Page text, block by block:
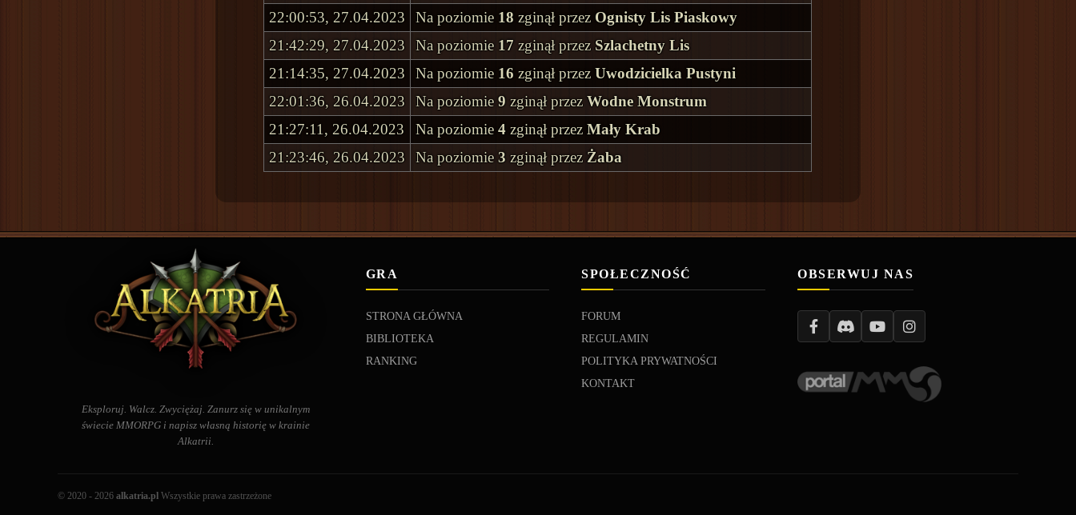
22:00:53, 27.04.2023
Na poziomie 18 zginął przez Ognisty Lis Piaskowy
21:42:29, 27.04.2023
Na poziomie 17 zginął przezSzlachetny Lis
21:14:35, 27.04.2023
Na poziomie 16 zginął przezUwodzicielka Pustyni
22:01:36, 26.04.2023
Na poziomie9 zginął przezWodne Monstrum
21:27:11, 26.04.2023
Na poziomie4 zginął przezMały Krab
21:23:46, 26.04.2023
Na poziomie3 zginął przezŻaba
Eksploruj. Walcz. Zwyciężaj. Zanurz się w unikalnym
świecie MMORPG i napisz własną historię w krainie
Alkatrii.
GRA
STRONA GŁÓWNA
BIBLIOTEKA
RANKING
SPOŁECZNOŚĆ
FORUM
REGULAMIN
POLITYKA PRYWATNOŚCI
KONTAKT
OBSERWUJ NAS
© 2020 - 2026 alkatria.pl Wszystkie prawa zastrzeżone